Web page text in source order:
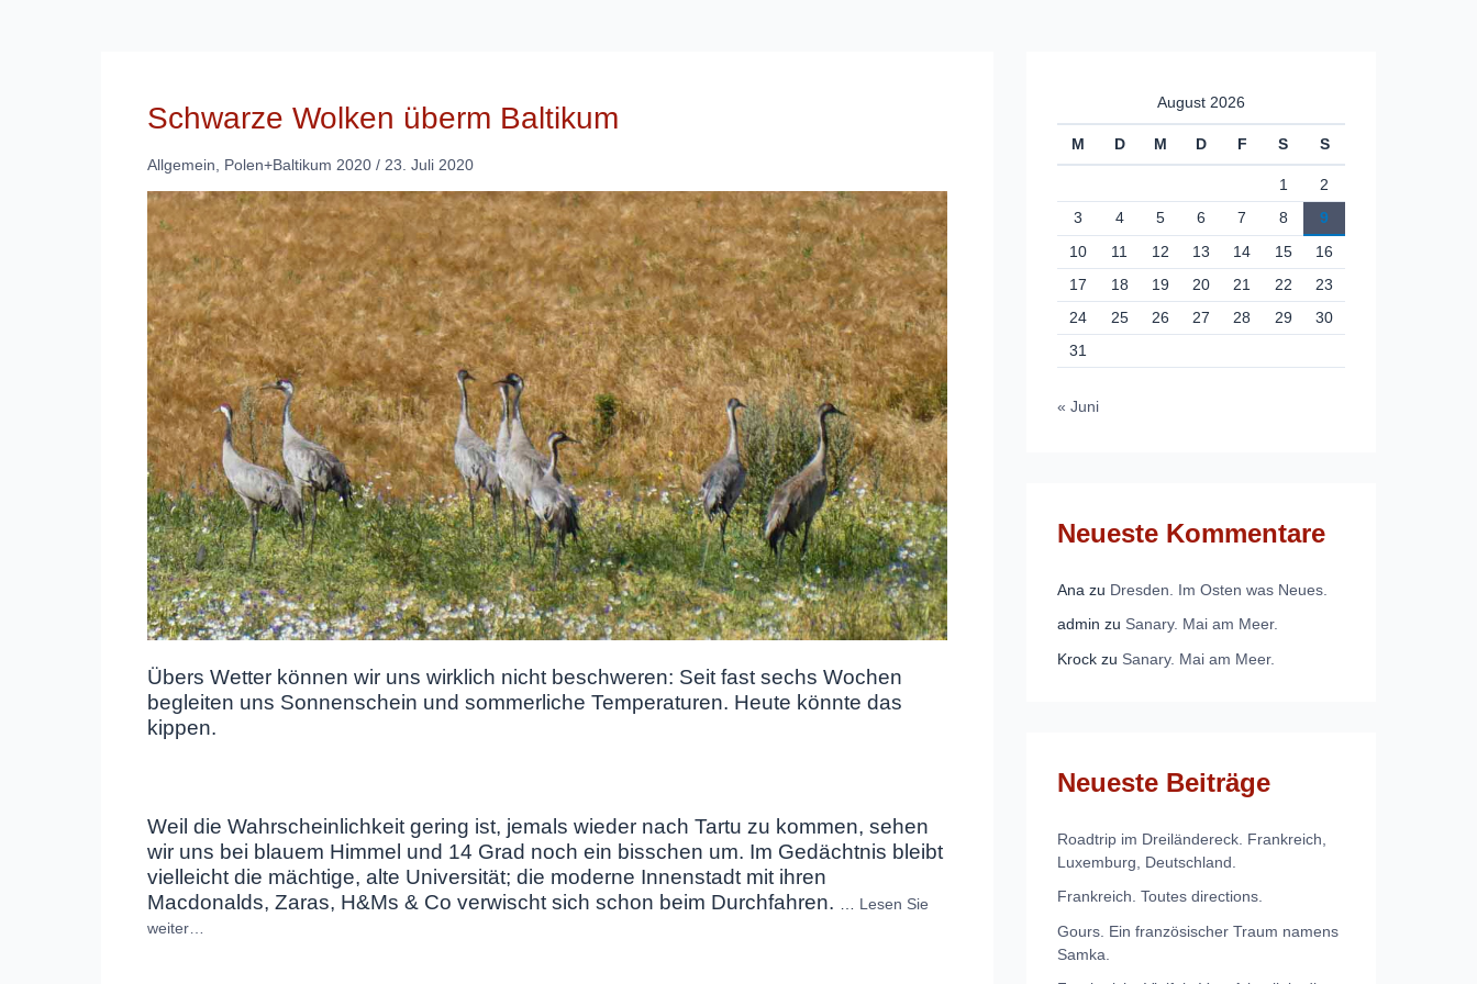
Schwarze Wolken überm Baltikum
Allgemein Polen+Baltikum 2020 / 23. Juli 2020
Übers Wetter können wir uns wirklich nicht beschweren: Seit fast sechs Wochen
begleiten uns Sonnenschein und sommerliche Temperaturen. Heute könnte das
kippen.
Weil die Wahrscheinlichkeit gering ist, jemals wieder nach Tartu zu kommen, sehen
wir uns bei blauem Himmel und 14 Grad noch ein bisschen um. Im Gedächtnis bleibt
vielleicht die mächtige, alte Universität; die moderne Innenstadt mit ihren
Macdonalds, Zaras, H&Ms & Co verwischt sich schon beim Durchfahren.
Lesen Sie
weiter…
August 2026
M D M D F S S
1
2
3
4 5 6 7 8
9
10
11 12 13 14 15
16
17
18 19 20 21 22
23
24
25 26 27 28 29
30
31
« Juni
Neueste Kommentare
Ana zu Dresden. Im Osten was Neues.
admin zu Sanary. Mai am Meer.
Krock zu Sanary. Mai am Meer.
Neueste Beiträge
Roadtrip im Dreiländereck. Frankreich,
Luxemburg, Deutschland.
Frankreich. Toutes directions.
Gours. Ein französischer Traum namens
Samka.